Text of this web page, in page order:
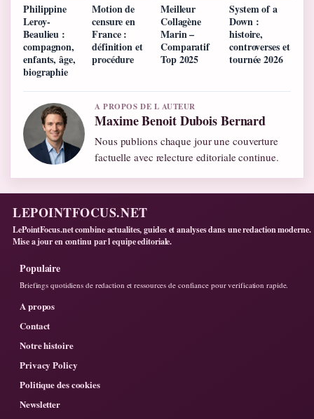
Philippine
Leroy-
Beaulieu :
compagnon,
enfants, âge,
biographie
Motion de
censure en
France :
définition et
procédure
Meilleur
Collagène
Marin –
Comparatif
Top 2025
System of a
Down :
histoire,
controverses et
tournée 2026
A PROPOS DE L AUTEUR
Maxime Benoit Dubois Bernard
Nous publions chaque jour une couverture
factuelle avec relecture editoriale continue.
LEPOINTFOCUS.NET
LePointFocus.net combine actualites, guides et analyses dans une redaction moderne.
Mise a jour en continu par l equipe editoriale.
Populaire
Briefings quotidiens de redaction et ressources de confiance pour verification rapide.
A propos
Contact
Notre histoire
Privacy Policy
Politique des cookies
Newsletter